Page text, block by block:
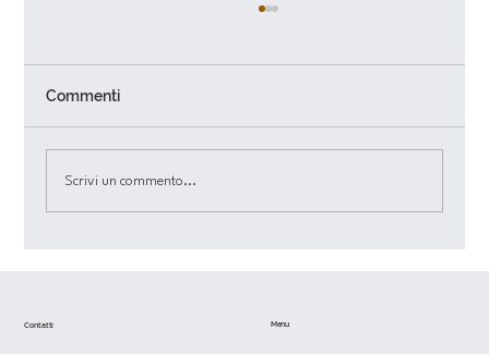
Commenti
Scrivi un commento...
Contatti Menu